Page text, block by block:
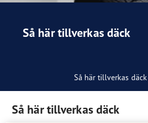
Så här tillverkas däck
Så här tillverkas däck
Så här tillverkas däck